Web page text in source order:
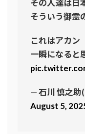
その人達は日
そういう御霊
これはアカン
一瞬になると
— 石川 慎之助
August 5,